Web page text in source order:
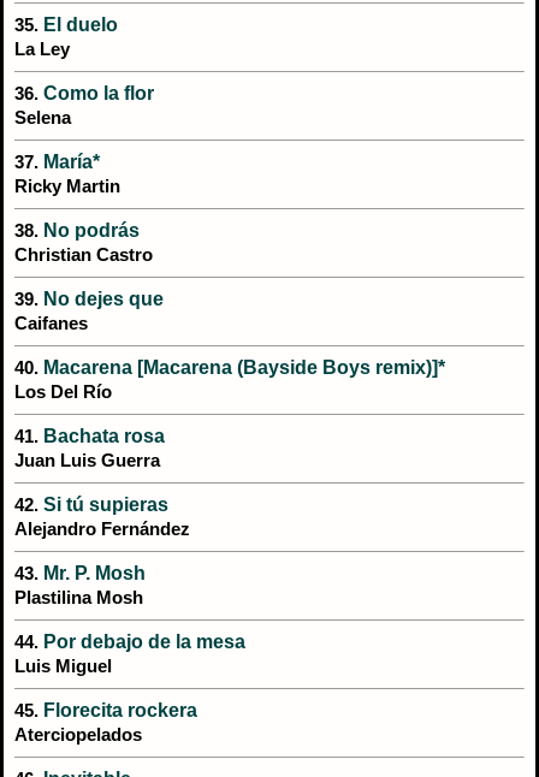
35. El duelo
La Ley
36. Como la flor
Selena
37. María*
Ricky Martin
38. No podrás
Christian Castro
39. No dejes que
Caifanes
40. Macarena [Macarena (Bayside Boys remix)]*
Los Del Río
41. Bachata rosa
Juan Luis Guerra
42. Si tú supieras
Alejandro Fernández
43. Mr. P. Mosh
Plastilina Mosh
44. Por debajo de la mesa
Luis Miguel
45. Florecita rockera
Aterciopelados